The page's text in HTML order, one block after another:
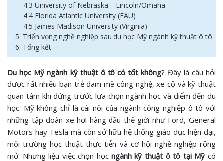
4.3 University of Nebraska – Lincoln/Omaha
4.4 Florida Atlantic University (FAU)
4.5 James Madison University (Virginia)
5. Triển vọng nghề nghiệp sau du học Mỹ ngành kỹ thuật ô tô
6. Tổng kết
Du học Mỹ ngành kỹ thuật ô tô có tốt không? Đây là câu hỏi
được rất nhiều bạn trẻ đam mê công nghệ, xe cộ và kỹ thuật
quan tâm khi đứng trước lựa chọn ngành học và điểm đến du
học. Mỹ không chỉ là cái nôi của ngành công nghiệp ô tô với
những tập đoàn xe hơi hàng đầu thế giới như Ford, General
Motors hay Tesla mà còn sở hữu hệ thống giáo dục hiện đại,
môi trường học thuật thực tiễn và cơ hội nghề nghiệp rộng
mở. Nhưng liệu việc chọn học ngành kỹ thuật ô tô tại Mỹcó